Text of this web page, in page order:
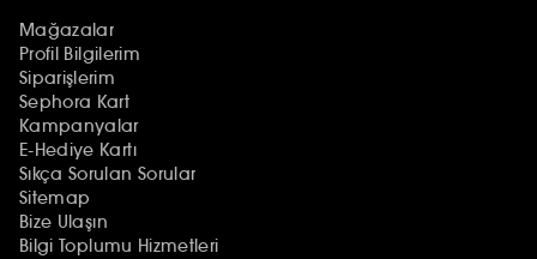
Mağazalar
Profil Bilgilerim
Siparişlerim
Sephora Kart
Kampanyalar
E-Hediye Kartı
Sıkça Sorulan Sorular
Sitemap
Bize Ulaşın
Bilgi Toplumu Hizmetleri